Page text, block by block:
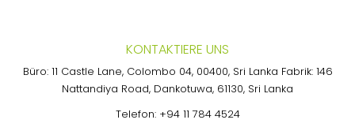
KONTAKTIERE UNS
Büro: 11 Castle Lane, Colombo 04, 00400, Sri Lanka Fabrik: 146
Nattandiya Road, Dankotuwa, 61130, Sri Lanka
Telefon: +94 11 784 4524